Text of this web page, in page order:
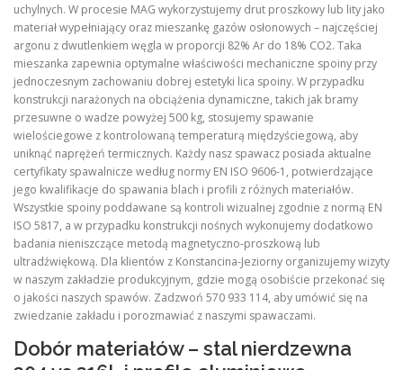
uchylnych. W procesie MAG wykorzystujemy drut proszkowy lub lity jako
materiał wypełniający oraz mieszankę gazów osłonowych – najczęściej
argonu z dwutlenkiem węgla w proporcji 82% Ar do 18% CO2. Taka
mieszanka zapewnia optymalne właściwości mechaniczne spoiny przy
jednoczesnym zachowaniu dobrej estetyki lica spoiny. W przypadku
konstrukcji narażonych na obciążenia dynamiczne, takich jak bramy
przesuwne o wadze powyżej 500 kg, stosujemy spawanie
wielościegowe z kontrolowaną temperaturą międzyściegową, aby
uniknąć naprężeń termicznych. Każdy nasz spawacz posiada aktualne
certyfikaty spawalnicze według normy EN ISO 9606-1, potwierdzające
jego kwalifikacje do spawania blach i profili z różnych materiałów.
Wszystkie spoiny poddawane są kontroli wizualnej zgodnie z normą EN
ISO 5817, a w przypadku konstrukcji nośnych wykonujemy dodatkowo
badania nieniszczące metodą magnetyczno-proszkową lub
ultradźwiękową. Dla klientów z Konstancina-Jeziorny organizujemy wizyty
w naszym zakładzie produkcyjnym, gdzie mogą osobiście przekonać się
o jakości naszych spawów. Zadzwoń 570 933 114, aby umówić się na
zwiedzanie zakładu i porozmawiać z naszymi spawaczami.
Dobór materiałów – stal nierdzewna